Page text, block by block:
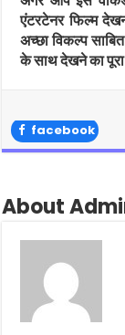
एंटरटेनर फिल्म
अच्छा विकल्प
के साथ देखने का पूरा
facebook
About